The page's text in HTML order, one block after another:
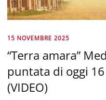
15 NOVEMBRE 2025
“Terra amara”
puntata di oggi
(VIDEO)